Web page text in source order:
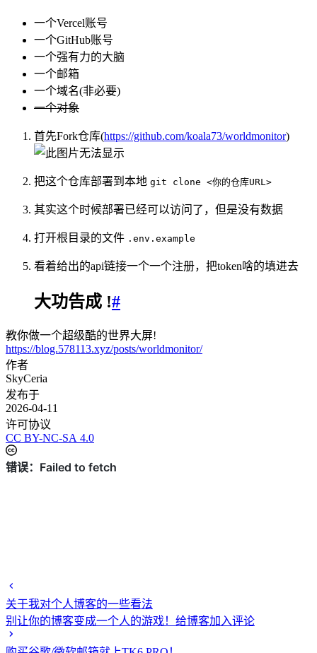
一个Vercel账号
一个GitHub账号
一个强有力的大脑
一个邮箱
一个域名(非必要)
一个对象
首先Fork仓库(https://github.com/koala73/worldmonitor)
把这个仓库部署到本地 git clone <你的仓库URL>
其实这个时候部署已经可以访问了，但是没有数据
打开根目录的文件 .env.example
看着给出的api链接一个一个注册，把token啥的填进去
大功告成 !#
教你做一个超级酷的世界大屏!
https://blog.578113.xyz/posts/worldmonitor/
作者
SkyCeria
发布于
2026-04-11
许可协议
CC BY-NC-SA 4.0
关于我对个人博客的一些看法
别让你的博客变成一个人的游戏！给博客加入评论